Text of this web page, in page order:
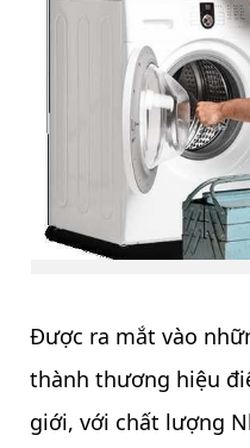
Được ra mắt vào
thành thương hiệu
giới, với chất lượng